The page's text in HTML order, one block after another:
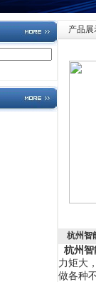
产品展
杭州智
杭州
力矩大
做各种